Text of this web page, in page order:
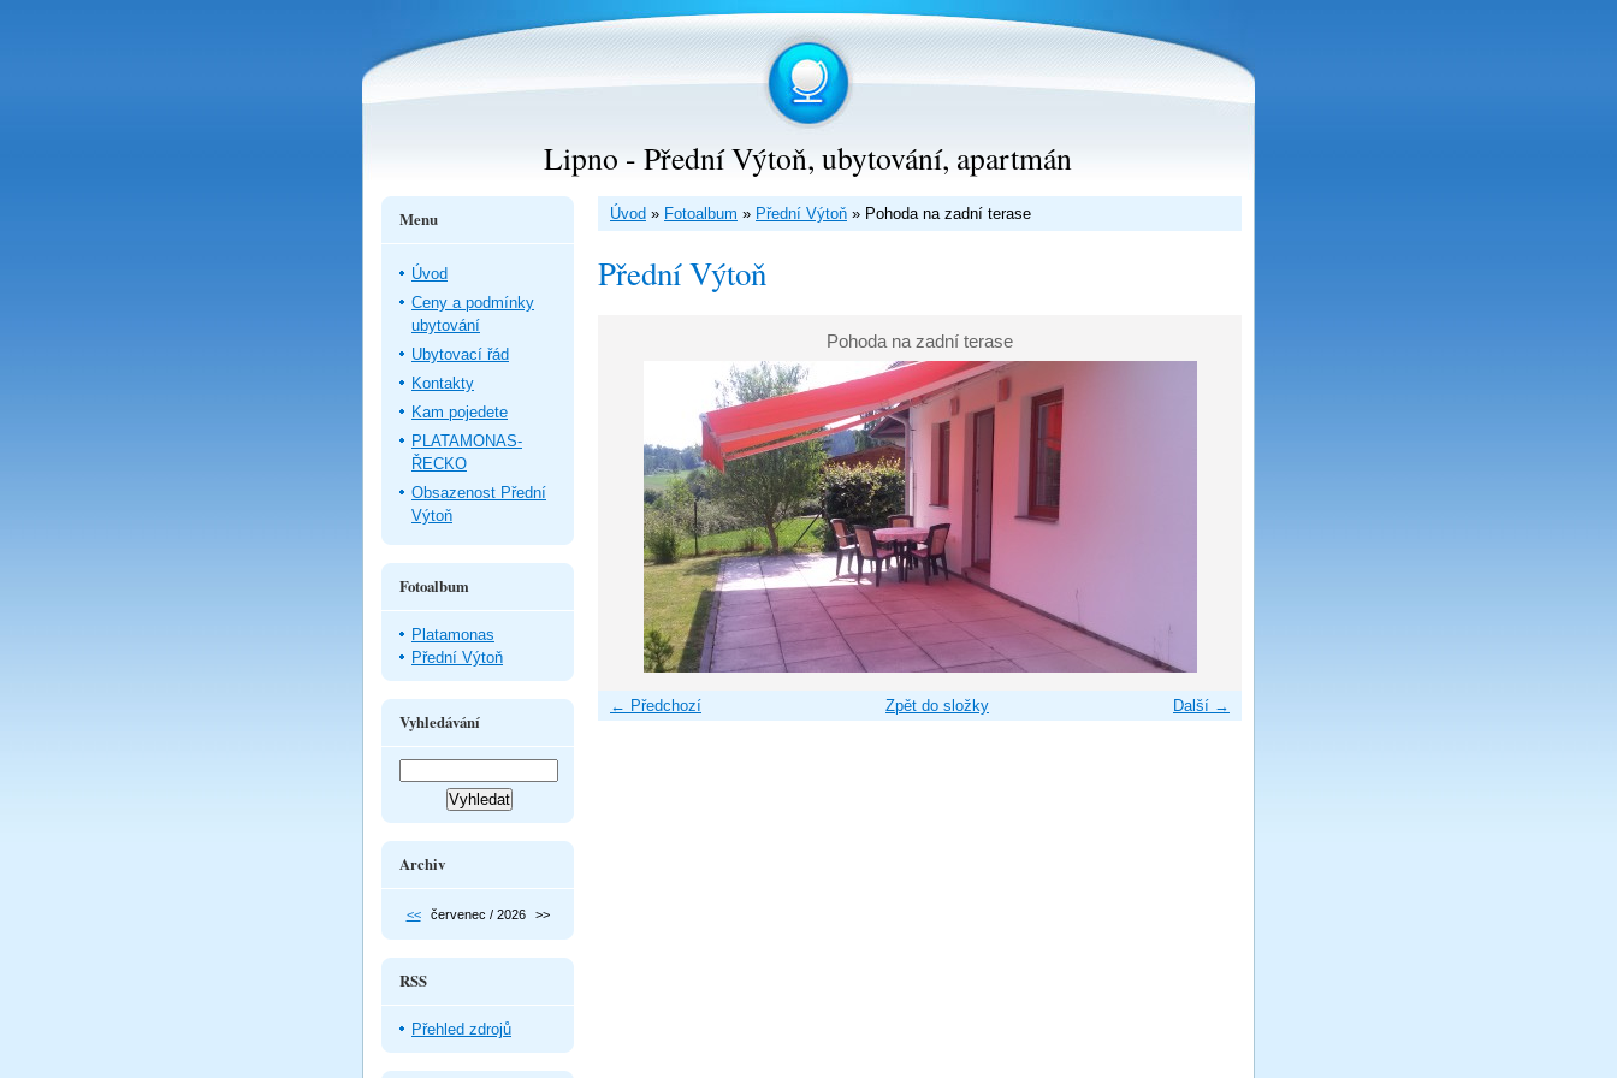
Lipno - Přední Výtoň, ubytování, apartmán
Úvod » Fotoalbum » Přední Výtoň » Pohoda na zadní terase
Přední Výtoň
Pohoda na zadní terase
← Předchozí Další →
Zpět do složky
Menu
Úvod
Ceny a podmínky
ubytování
Ubytovací řád
Kontakty
Kam pojedete
PLATAMONAS-
ŘECKO
Obsazenost Přední
Výtoň
Fotoalbum
Platamonas
Přední Výtoň
Vyhledávání
Archiv
<< červenec / 2026 >>
RSS
Přehled zdrojů